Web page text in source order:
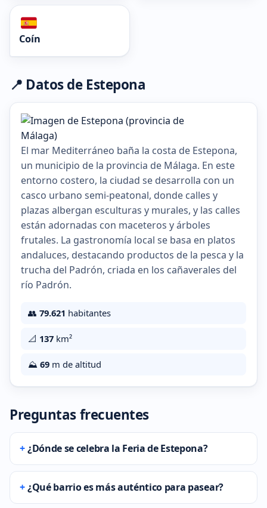
Coín
📍 Datos de Estepona
El mar Mediterráneo baña la costa de Estepona,
un municipio de la provincia de Málaga. En este
entorno costero, la ciudad se desarrolla con un
casco urbano semi-peatonal, donde calles y
plazas albergan esculturas y murales, y las calles
están adornadas con maceteros y árboles
frutales. La gastronomía local se basa en platos
andaluces, destacando productos de la pesca y la
trucha del Padrón, criada en los cañaverales del
río Padrón.
👥 79.621 habitantes
📐 137 km²
⛰️ 69 m de altitud
Preguntas frecuentes
¿Dónde se celebra la Feria de Estepona?
¿Qué barrio es más auténtico para pasear?